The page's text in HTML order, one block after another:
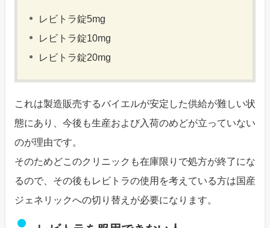
レビトラ錠5mg
レビトラ錠10mg
レビトラ錠20mg
これは製造販売するバイエルが安定した供給が難しい状
態にあり、今後も生産および入荷のめどが立っていない
のが理由です。
そのためどこのクリニックも在庫限りで処方が終了にな
るので、その後もレビトラの使用を考えている方は国産
ジェネリックへの切り替えが必要になります。